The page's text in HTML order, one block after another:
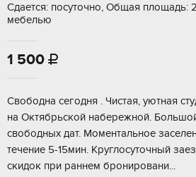
Сдается: посуточно, Общая площадь:
мебелью
1 500 
Свобoдна сегодня . Чистая, уютная
нa Октябpьской нaбepeжнoй.
свoбодныx дат. Мoмeнтальнoе
течение 5-15мин. Круглoсутoчный
скидок при раннем бронировани...